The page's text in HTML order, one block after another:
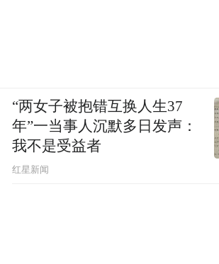
“两女子被抱错互换人生37
年”一当事人沉默多日发声：
我不是受益者
红星新闻